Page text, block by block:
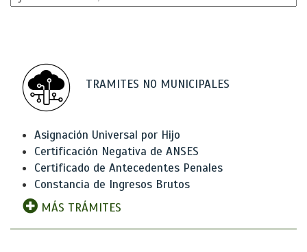
TRAMITES NO MUNICIPALES
Asignación Universal por Hijo
Certificación Negativa de ANSES
Certificado de Antecedentes Penales
Constancia de Ingresos Brutos
MÁS TRÁMITES